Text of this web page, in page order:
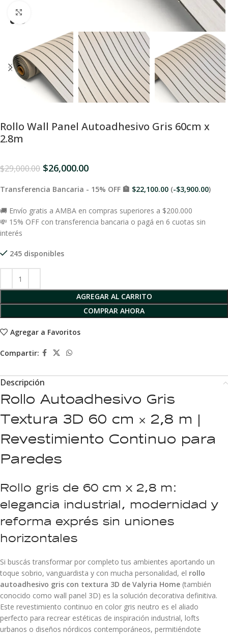
Rollo Wall Panel Autoadhesivo Gris 60cm x
2.8m
$29,000.00 $26,000.00
Transferencia Bancaria - 15% OFF 🏦 $22,100.00 (-$3,900.00)
🚚 Envío gratis a AMBA en compras superiores a $200.000
💸 15% OFF con transferencia bancaria o pagá en 6 cuotas sin
interés
245 disponibles
AGREGAR AL CARRITO
COMPRAR AHORA
Agregar a Favoritos
Compartir:
Descripción
Rollo Autoadhesivo Gris
Textura 3D 60 cm × 2,8 m |
Revestimiento Continuo para
Paredes
Rollo gris de 60 cm x 2,8 m:
elegancia industrial, modernidad y
reforma exprés sin uniones
horizontales
Si buscás transformar por completo tus ambientes aportando un
toque sobrio, vanguardista y con mucha personalidad, el rollo
autoadhesivo gris con textura 3D de Valyria Home (también
conocido como wall panel 3D) es la solución decorativa definitiva.
Este revestimiento continuo en color gris neutro es el aliado
perfecto para recrear estéticas de inspiración industrial, lofts
urbanos o diseños nórdicos contemporáneos, permitiéndote